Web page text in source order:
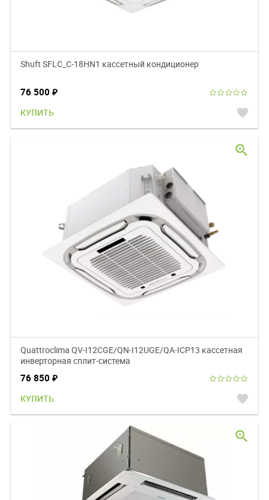
Shuft SFLC_C-18HN1 кассетный кондиционер
76 500 ₽
КУПИТЬ favorite
Quattroclima QV-I12CGE/QN-I12UGE/QA-ICP13 кассетная
инверторная сплит-система
76 850 ₽
КУПИТЬ favorite
zoom_in
zoom_in